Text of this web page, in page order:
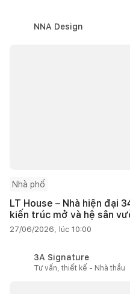
NNA Design
Nhà phố
LT House – Nhà hiện đại
kiến trúc mở và hệ sân
27/06/2026, lúc 10:00
3A Signature
Tư vấn, thiết kế - Nhà thầu